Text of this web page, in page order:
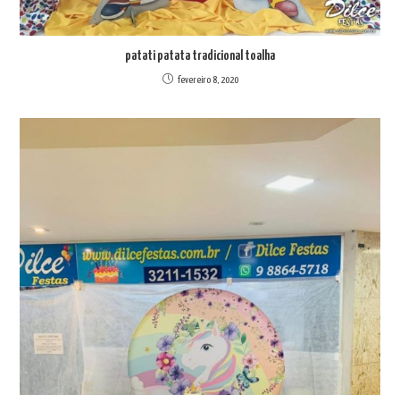
patati patata tradicional toalha
fevereiro 8, 2020